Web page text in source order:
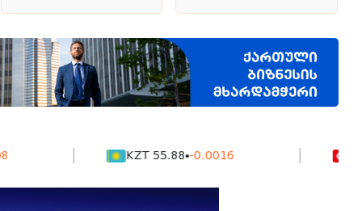
KZT 55.88 -0.0016 TRY